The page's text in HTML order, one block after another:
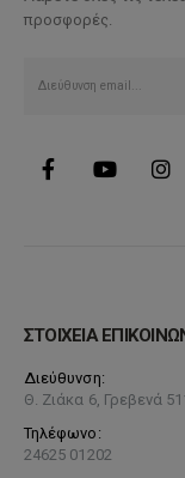
προσφορές.
ΣΤΟΙΧΕΙΑ
Διεύθυνση:
Θ. Ζιάκα 6, Γρεβενά
Τηλέφωνο:
24625 01202